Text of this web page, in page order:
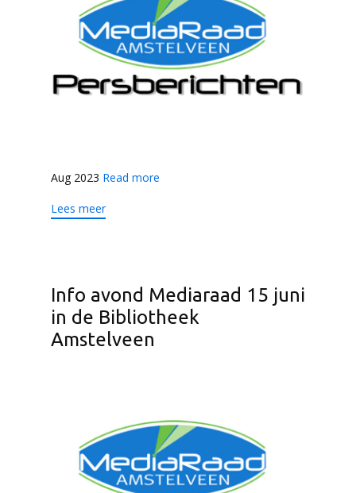
Aug 2023 Read more
Lees meer
Info avond Mediaraad 15 juni
in de Bibliotheek
Amstelveen